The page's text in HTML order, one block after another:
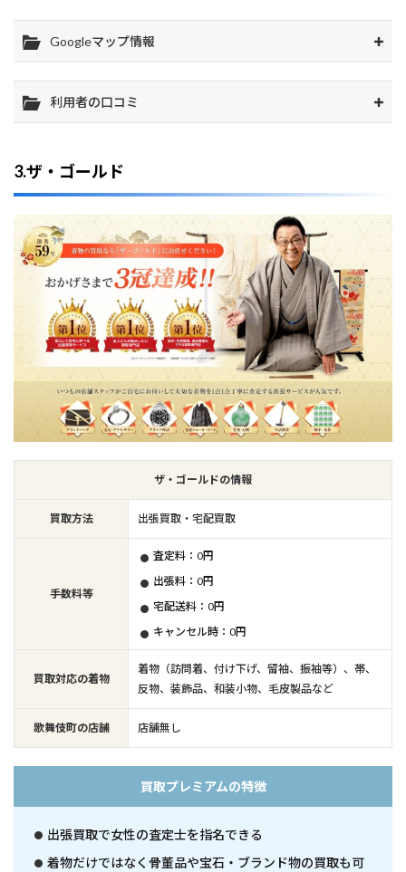
Googleマップ情報
利用者の口コミ
3.ザ・ゴールド
ザ・ゴールドの情報
買取方法 出張買取・宅配買取
手数料等
査定料：0円
出張料：0円
宅配送料：0円
キャンセル時：0円
買取対応の着物
着物（訪問着、付け下げ、留袖、振袖等）、帯、
反物、装飾品、和装小物、毛皮製品など
歌舞伎町の店舗 店舗無し
買取プレミアムの特徴
出張買取で女性の査定士を指名できる
着物だけではなく骨董品や宝石・ブランド物の買取も可